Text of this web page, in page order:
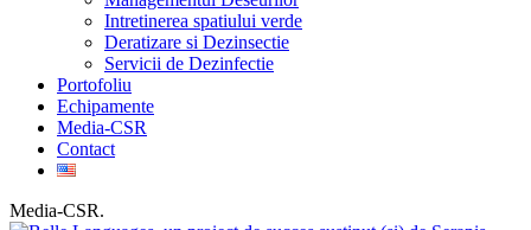
Intretinerea spatiului verde
Deratizare si Dezinsectie
Servicii de Dezinfectie
Portofoliu
Echipamente
Media-CSR
Contact
Media-CSR.